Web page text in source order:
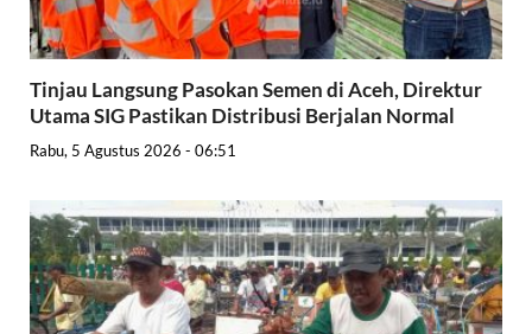
Tinjau Langsung Pasokan Semen di Aceh, Direktur
Utama SIG Pastikan Distribusi Berjalan Normal
Rabu, 5 Agustus 2026 - 06:51